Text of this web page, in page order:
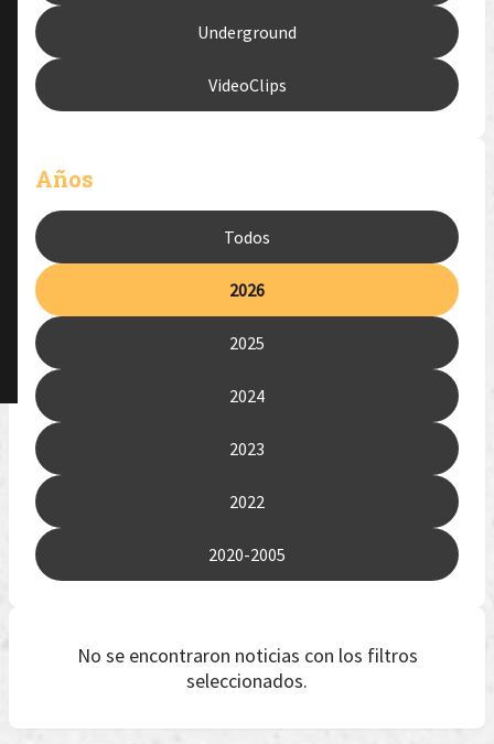
Underground
VideoClips
Años
Todos
2026
2025
2024
2023
2022
2020-2005
No se encontraron noticias con los filtros
seleccionados.